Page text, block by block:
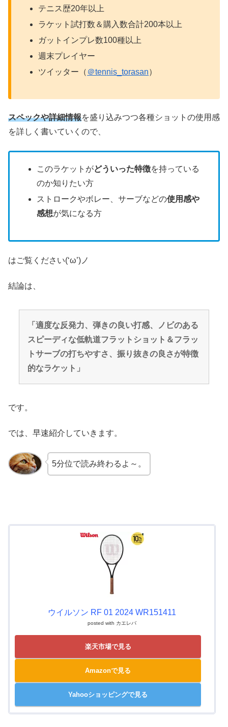
テニス歴20年以上
ラケット試打数＆購入数合計200本以上
ガットインプレ数100種以上
週末プレイヤー
ツイッター（ ＠tennis_torasan）
スペックや詳細情報を盛り込みつつ各種ショットの使用感
を詳しく書いていくので、
このラケットがどういった特徴を持っている
のか知りたい方
ストロークやボレー、サーブなどの使用感や
感想が気になる方
はご覧ください(‘ω’)ノ
結論は、
「適度な反発力、弾きの良い打感、ノビのある
スピーディな低軌道フラットショット＆フラッ
トサーブの打ちやすさ、振り抜きの良さが特徴
的なラケット」
です。
では、早速紹介していきます。
5分位で読み終わるよ～。
ウイルソン RF 01 2024 WR151411
posted with カエレバ
楽天市場で見る
Amazonで見る
Yahooショッピングで見る